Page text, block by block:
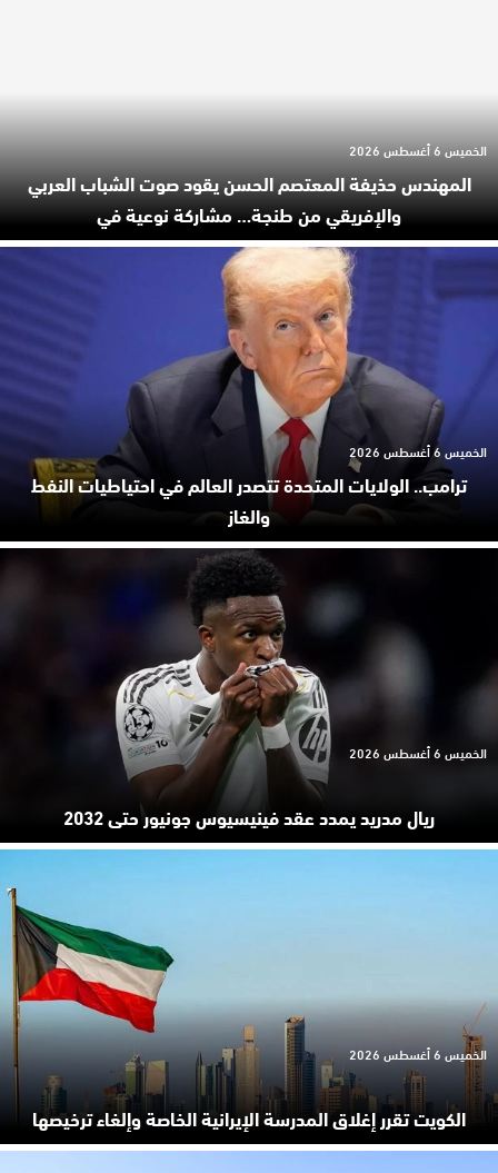
المهندس حذيفة المعتصم الحسن يقود صوت الشباب العربي
والإفريقي من طنجة… مشاركة نوعية في
الخميس 6 أغسطس 2026
ترامب.. الولايات المتحدة تتصدر العالم في احتياطيات النفط
والغاز
الخميس 6 أغسطس 2026
ريال مدريد يمدد عقد فينيسيوس جونيور حتى 2032
الخميس 6 أغسطس 2026
الكويت تقرر إغلاق المدرسة الإيرانية الخاصة وإلغاء ترخيصها
الخميس 6 أغسطس 2026